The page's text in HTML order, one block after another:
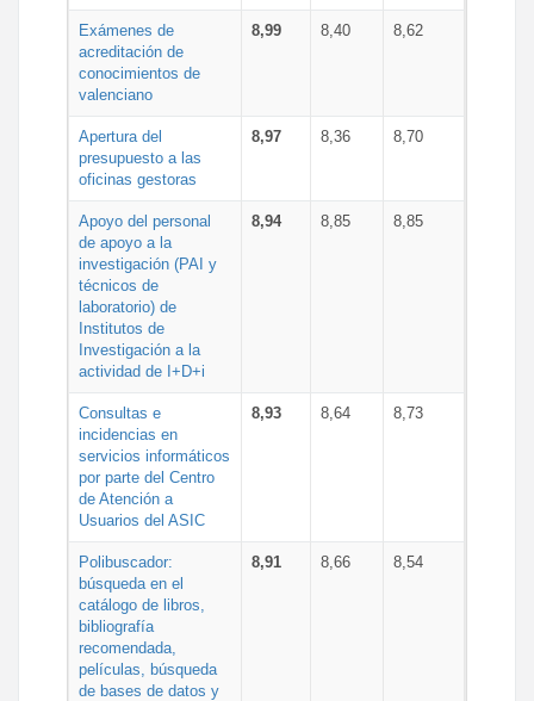
Exámenes de
acreditación de
conocimientos de
valenciano
8,99 8,40 8,62
Apertura del
presupuesto a las
oficinas gestoras
8,97 8,36 8,70
Apoyo del personal
de apoyo a la
investigación (PAI y
técnicos de
laboratorio) de
Institutos de
Investigación a la
actividad de I+D+i
8,94 8,85 8,85
Consultas e
incidencias en
servicios informáticos
por parte del Centro
de Atención a
Usuarios del ASIC
8,93 8,64 8,73
Polibuscador:
búsqueda en el
catálogo de libros,
bibliografía
recomendada,
películas, búsqueda
de bases de datos y
8,91 8,66 8,54